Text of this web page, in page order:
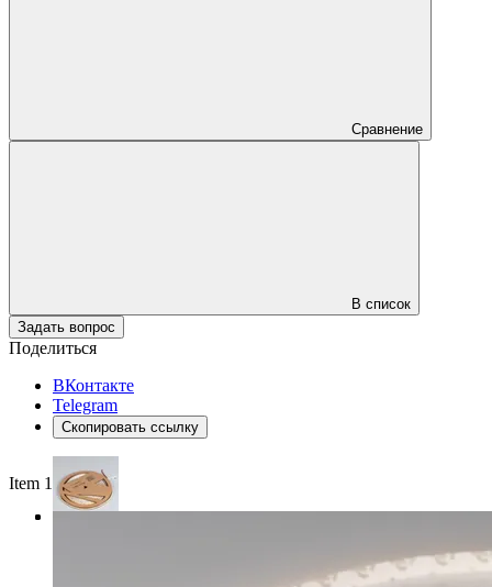
Сравнение
В список
Задать вопрос
Поделиться
ВКонтакте
Telegram
Скопировать ссылку
Item 1 of 3